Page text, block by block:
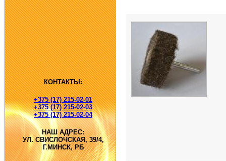
КОНТАКТЫ:
+375 (17) 215-02-01
+375 (17) 215-02-03
+375 (17) 215-02-04
НАШ АДРЕС:
УЛ. СВИСЛОЧСКАЯ, 39/4,
Г.МИНСК, РБ